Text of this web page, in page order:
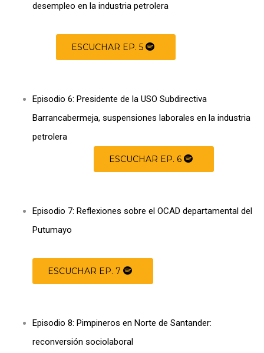
desempleo en la industria petrolera
ESCUCHAR EP. 5
Episodio 6: Presidente de la USO Subdirectiva
Barrancabermeja, suspensiones laborales en la industria
petrolera
ESCUCHAR EP. 6
Episodio 7: Reflexiones sobre el OCAD departamental del
Putumayo
ESCUCHAR EP. 7
Episodio 8: Pimpineros en Norte de Santander:
reconversión sociolaboral